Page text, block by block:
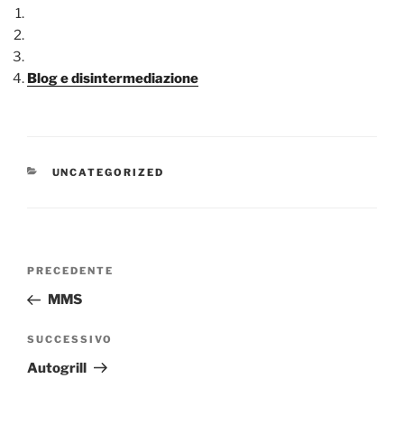
Blog e disintermediazione
CATEGORIE
UNCATEGORIZED
Navigazione
Articolo
precedente:
PRECEDENTE
MMS
Articolo
successivo
SUCCESSIVO
Autogrill